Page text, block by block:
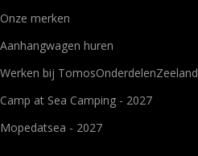
Onze merken
Aanhangwagen huren
Werken bij TomosOnderdelenZeeland
Camp at Sea Camping - 2027
Mopedatsea - 2027